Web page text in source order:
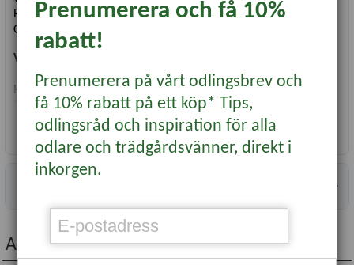
Planteras i kruka, eller i framkant i trädgårdsrabatten.
Omplanteras efter 5 veckor från sådd.
Vetenskapligt namn
Höjd : 20-25 cm
Bredd: 25 cm
Läge: skugga/halvskugga.
Antal fröer : 10
Läs mer...
Andra köpte även...
Prenumerera och få 10%
rabatt!
Prenumerera på vårt odlingsbrev och
få 10% rabatt på ett köp* Tips,
odlingsråd och inspiration för alla
odlare och trädgårdsvänner, direkt i
inkorgen.